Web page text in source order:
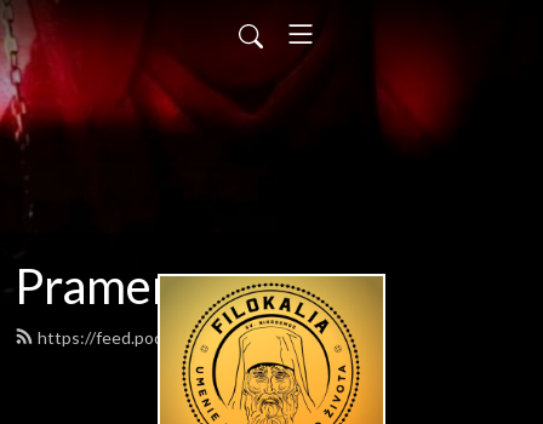
Pramene
https://feed.podbean.com/pramene/feed.xml